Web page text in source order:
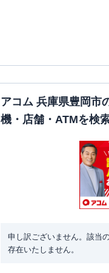
アコム 兵庫県豊岡市
機・店舗・ATMを検
申し訳ございません。該当
存在いたしません。